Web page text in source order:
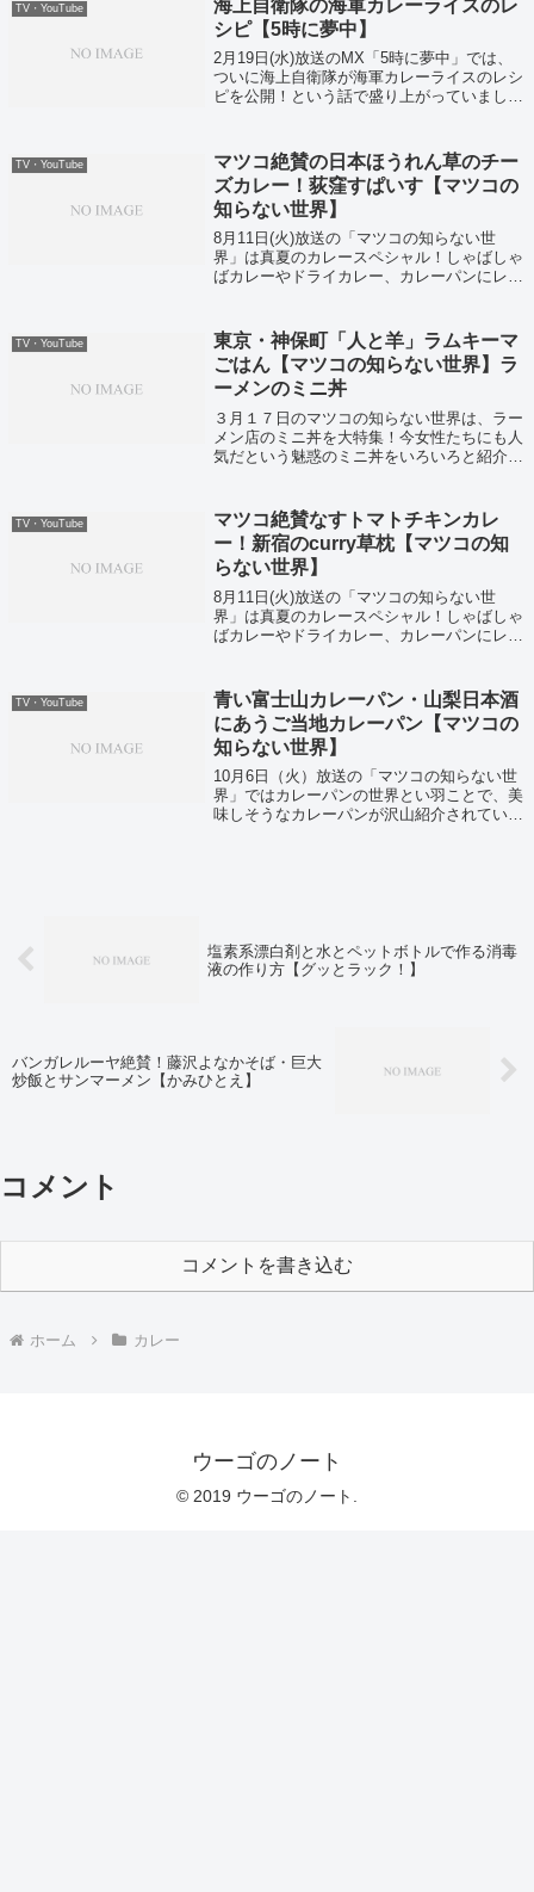
TV・YouTube
海上自衛隊の海軍カレーライスのレ
シピ【5時に夢中】
2月19日(水)放送のMX「5時に夢中」では、
ついに海上自衛隊が海軍カレーライスのレシ
ピを公開！という話で盛り上がっていまし
ージとしては「美味しいカレー」ですよ...
TV・YouTube
マツコ絶賛の日本ほうれん草のチー
ズカレー！荻窪すぱいす【マツコの
知らない世界】
8月11日(火)放送の「マツコの知らない世
界」は真夏のカレースペシャル！しゃばしゃ
ばカレーやドライカレー、カレーパンにレト
ん草のチーズカレー！荻窪すぱいすがこ...
TV・YouTube
東京・神保町「人と羊」ラムキーマ
ごはん【マツコの知らない世界】ラ
ーメンのミニ丼
３月１７日のマツコの知らない世界は、ラー
メン店のミニ丼を大特集！今女性たちにも人
気だという魅惑のミニ丼をいろいろと紹介し
TV・YouTube
マツコ絶賛なすトマトチキンカレ
ー！新宿のcurry草枕【マツコの知
らない世界】
8月11日(火)放送の「マツコの知らない世
界」は真夏のカレースペシャル！しゃばしゃ
ばカレーやドライカレー、カレーパンにレト
トマトチキンカレーがこちら！
TV・YouTube
青い富士山カレーパン・山梨日本酒
にあうご当地カレーパン【マツコの
知らない世界】
10月6日（火）放送の「マツコの知らない世
界」ではカレーパンの世界とい羽ことで、美
味しそうなカレーパンが沢山紹介されていま
塩素系漂白剤と水とペットボトルで作る消毒
液の作り方【グッとラック！】
バンガレルーヤ絶賛！藤沢よなかそば・巨大
炒飯とサンマーメン【かみひとえ】
コメント
コメントを書き込む
ホーム カレー
ウーゴのノート
© 2019 ウーゴのノート.